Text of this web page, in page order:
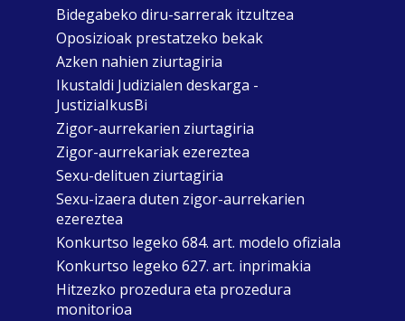
Bidegabeko diru-sarrerak itzultzea
Oposizioak prestatzeko bekak
Azken nahien ziurtagiria
Ikustaldi Judizialen deskarga -
JustiziaIkusBi
Zigor-aurrekarien ziurtagiria
Zigor-aurrekariak ezereztea
Sexu-delituen ziurtagiria
Sexu-izaera duten zigor-aurrekarien
ezereztea
Konkurtso legeko 684. art. modelo ofiziala
Konkurtso legeko 627. art. inprimakia
Hitzezko prozedura eta prozedura
monitorioa